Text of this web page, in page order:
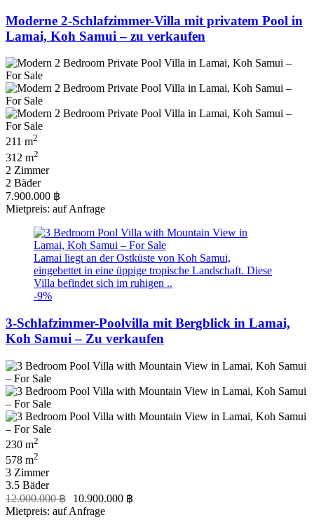
Moderne 2-Schlafzimmer-Villa mit privatem Pool in
Lamai, Koh Samui – zu verkaufen
211 m2
312 m2
2 Zimmer
2 Bäder
7.900.000 ฿
Mietpreis: auf Anfrage
Lamai liegt an der Ostküste von Koh Samui,
eingebettet in eine üppige tropische Landschaft. Diese
Villa befindet sich im ruhigen ..
-9%
3-Schlafzimmer-Poolvilla mit Bergblick in Lamai,
Koh Samui – Zu verkaufen
230 m2
578 m2
3 Zimmer
3.5 Bäder
12.000.000 ฿
10.900.000 ฿
Mietpreis: auf Anfrage